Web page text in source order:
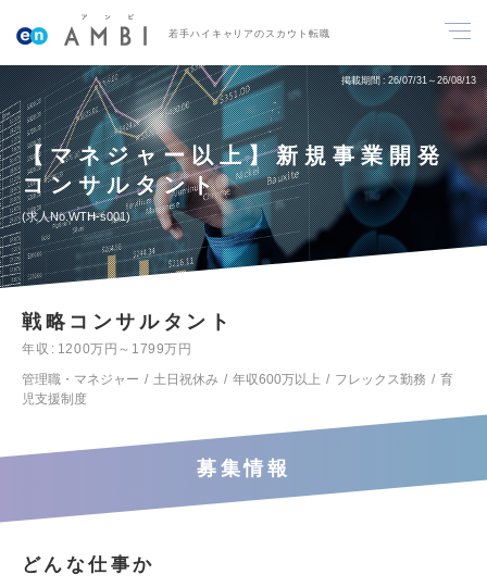
若手ハイキャリアのスカウト転職
掲載期間 26/07/31～26/08/13
【マネジャー以上】新規事業開発
コンサルタント
求人No.WTH-s001
戦略コンサルタント
年収
1200万円～1799万円
管理職・マネジャー
土日祝休み 年収600万以上 フレックス勤務
育
児支援制度
募集情報
どんな仕事か